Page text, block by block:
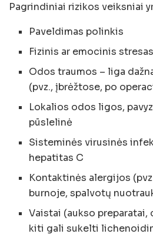
Pagrindiniai rizikos veiksniai
Paveldimas polinkis
Fizinis ar emocinis stresas
Odos traumos – liga
(pvz., įbrėžtose, po
Lokalios odos ligos,
pūslelinė
Sisteminės virusinės
hepatitas C
Kontaktinės alergijos
burnoje, spalvotų
Vaistai (aukso
kiti gali sukelti